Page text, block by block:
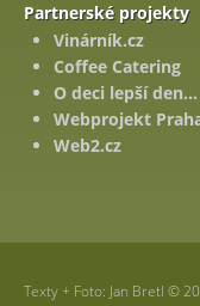
Partnerské projekty
Vinárník.cz
Coffee Catering
O deci lepší den...
Webprojekt
Web2.cz
Texty + Foto: Jan Bretl ©